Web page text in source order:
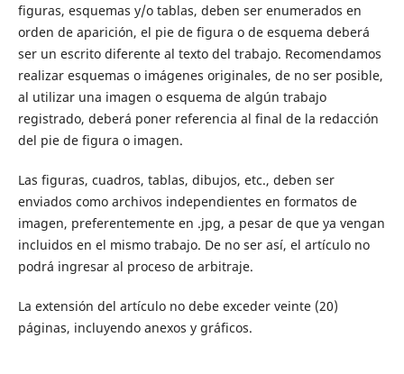
figuras, esquemas y/o tablas, deben ser enumerados en
orden de aparición, el pie de figura o de esquema deberá
ser un escrito diferente al texto del trabajo. Recomendamos
realizar esquemas o imágenes originales, de no ser posible,
al utilizar una imagen o esquema de algún trabajo
registrado, deberá poner referencia al final de la redacción
del pie de figura o imagen.
Las figuras, cuadros, tablas, dibujos, etc., deben ser
enviados como archivos independientes en formatos de
imagen, preferentemente en .jpg, a pesar de que ya vengan
incluidos en el mismo trabajo. De no ser así, el artículo no
podrá ingresar al proceso de arbitraje.
La extensión del artículo no debe exceder veinte (20)
páginas, incluyendo anexos y gráficos.